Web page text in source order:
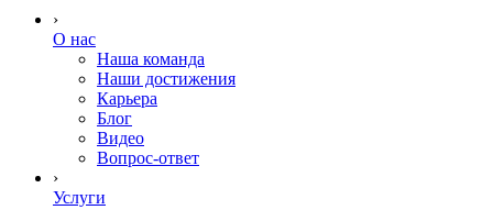
›
О нас
Наша команда
Наши достижения
Карьера
Блог
Видео
Вопрос-ответ
›
Услуги